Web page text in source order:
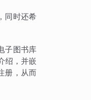
同时还希
子图书库
绍，并嵌
册，从而